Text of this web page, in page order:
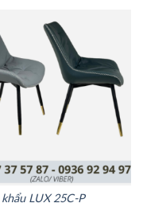
LUX 25C-P